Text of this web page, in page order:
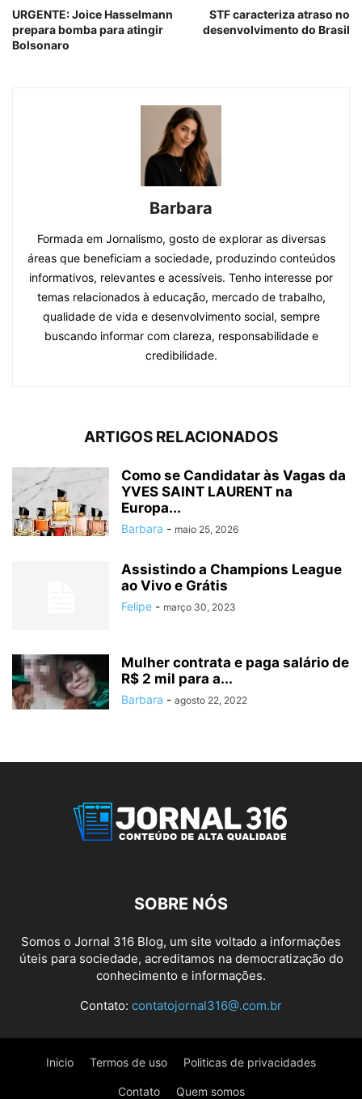
URGENTE: Joice Hasselmann
prepara bomba para atingir
Bolsonaro
STF caracteriza atraso no
desenvolvimento do Brasil
Barbara
Formada em Jornalismo, gosto de explorar as diversas
áreas que beneficiam a sociedade, produzindo conteúdos
informativos, relevantes e acessíveis. Tenho interesse por
temas relacionados à educação, mercado de trabalho,
qualidade de vida e desenvolvimento social, sempre
buscando informar com clareza, responsabilidade e
credibilidade.
ARTIGOS RELACIONADOS
Como se Candidatar às Vagas da
YVES SAINT LAURENT na
Europa...
Barbara - maio 25, 2026
Assistindo a Champions League
ao Vivo e Grátis
Felipe - março 30, 2023
Mulher contrata e paga salário de
R$ 2 mil para a...
Barbara - agosto 22, 2022
SOBRE NÓS
Somos o Jornal 316 Blog, um site voltado a informações
úteis para sociedade, acreditamos na democratização do
conhecimento e informações.
Contato: contatojornal316@.com.br
Inicio Termos de uso Politicas de privacidades
Contato Quem somos